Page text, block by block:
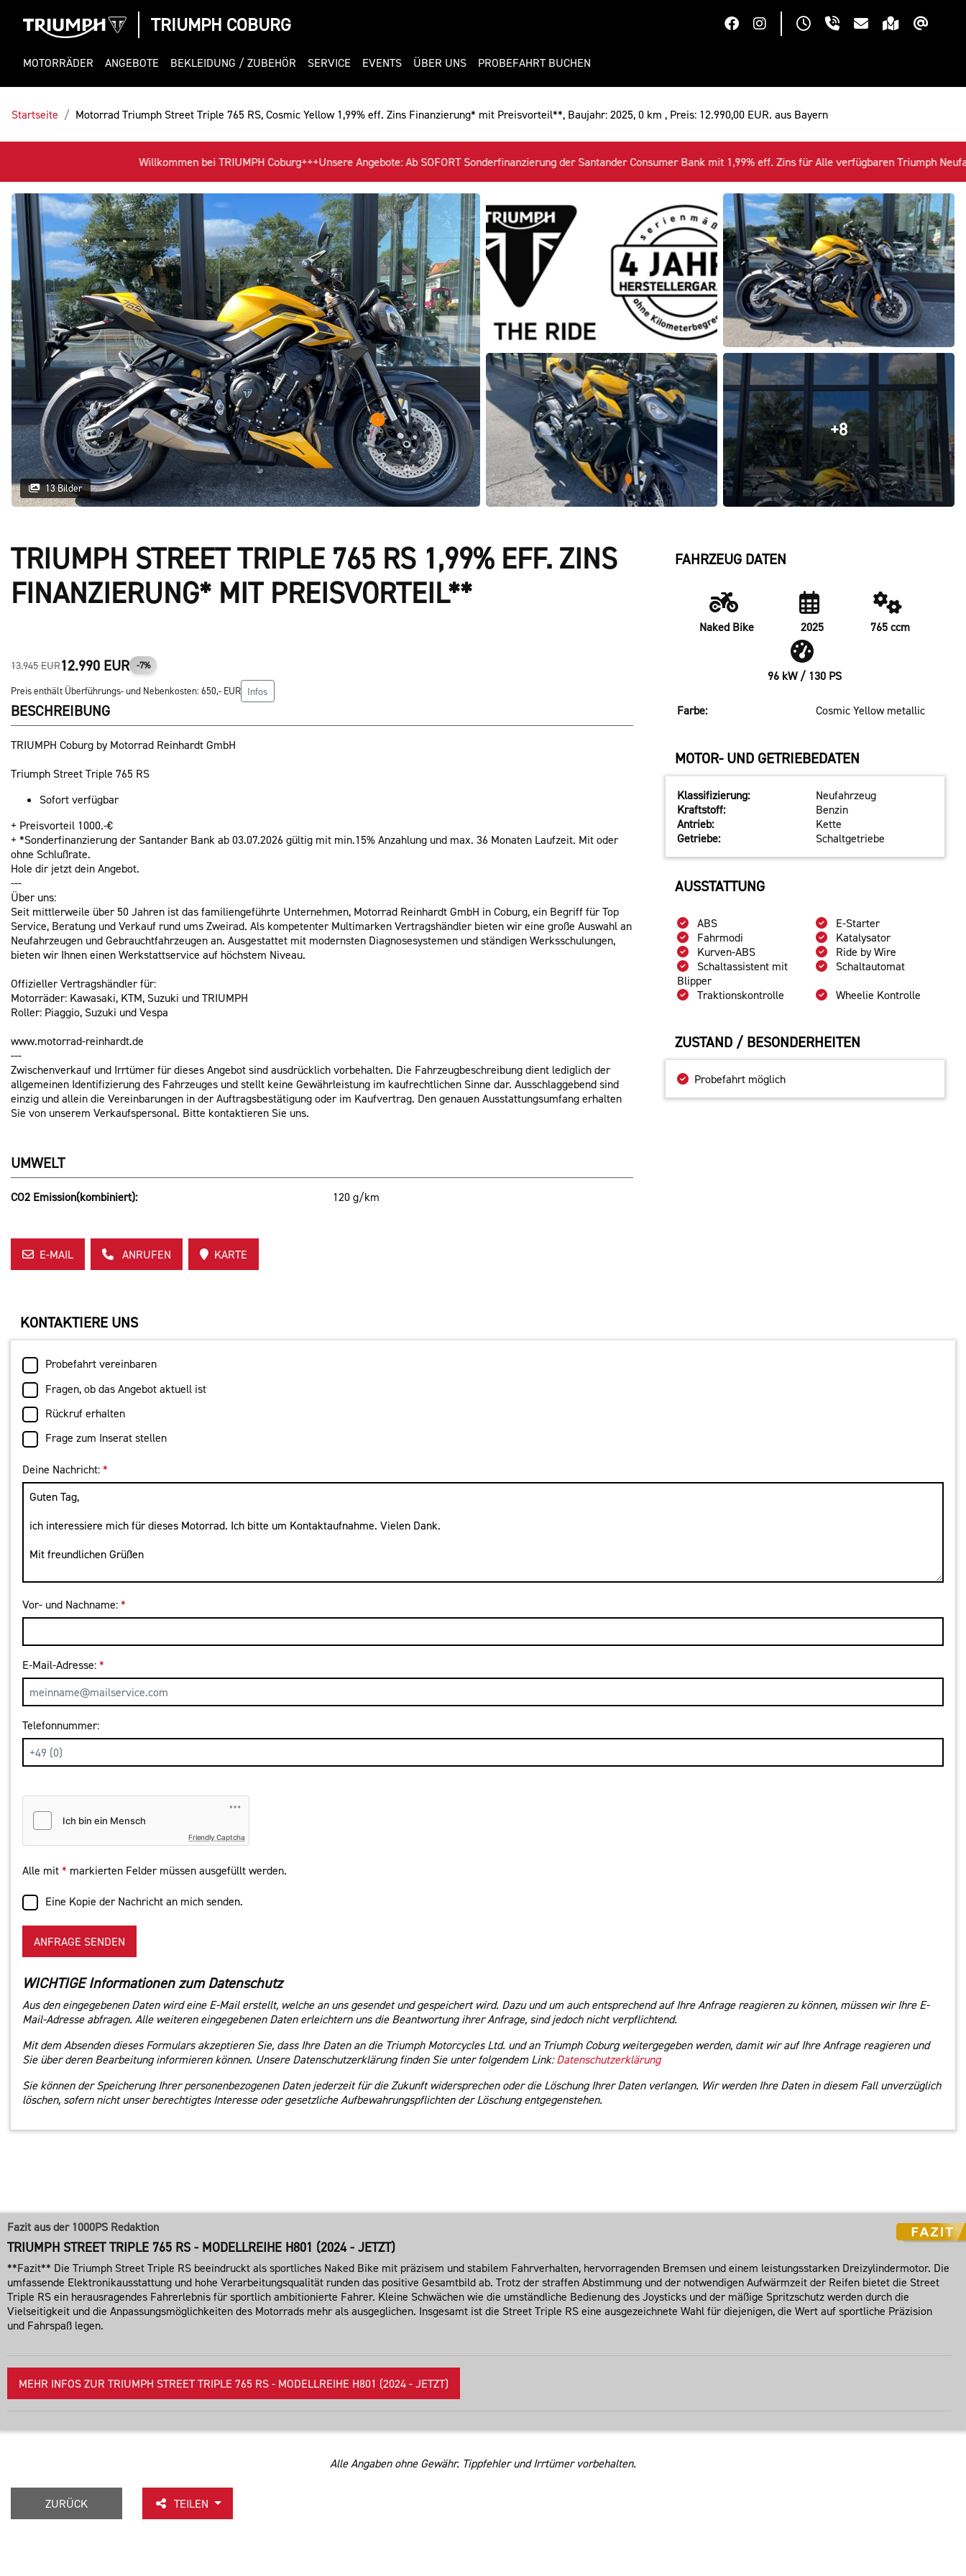
TRIUMPH COBURG
MOTORRÄDER ANGEBOTE BEKLEIDUNG / ZUBEHÖR SERVICE EVENTS ÜBER UNS PROBEFAHRT BUCHEN
Startseite Motorrad Triumph Street Triple 765 RS, Cosmic Yellow 1,99% eff. Zins Finanzierung* mit Preisvorteil**, Baujahr: 2025, 0 km , Preis: 12.990,00 EUR. aus Bayern
bei TRIUMPH Coburg+++Unsere Angebote: Ab SOFORT Sonderfinanzierung der Santander Consumer Bank mit 1,99% eff. Zins für Alle verfügbaren Triumph Neufahrzeuge+++ Tiger 1200 GT Pro
13 Bilder
+8
TRIUMPH STREET TRIPLE 765 RS 1,99% EFF. ZINS
FINANZIERUNG* MIT PREISVORTEIL**
13.945 EUR12.990 EUR -7%
Preis enthält Überführungs- und Nebenkosten: 650,- EUR Infos
BESCHREIBUNG
TRIUMPH Coburg by Motorrad Reinhardt GmbH
Triumph Street Triple 765 RS
Sofort verfügbar
+ Preisvorteil 1000.-€
+ *Sonderfinanzierung der Santander Bank ab 03.07.2026 gültig mit min.15% Anzahlung und max. 36 Monaten Laufzeit. Mit oder
ohne Schlußrate.
Hole dir jetzt dein Angebot.
---
Über uns:
Seit mittlerweile über 50 Jahren ist das familiengeführte Unternehmen, Motorrad Reinhardt GmbH in Coburg, ein Begriff für Top
Service, Beratung und Verkauf rund ums Zweirad. Als kompetenter Multimarken Vertragshändler bieten wir eine große Auswahl an
Neufahrzeugen und Gebrauchtfahrzeugen an. Ausgestattet mit modernsten Diagnosesystemen und ständigen Werksschulungen,
bieten wir Ihnen einen Werkstattservice auf höchstem Niveau.
Offizieller Vertragshändler für:
Motorräder: Kawasaki, KTM, Suzuki und TRIUMPH
Roller: Piaggio, Suzuki und Vespa
www.motorrad-reinhardt.de
---
Zwischenverkauf und Irrtümer für dieses Angebot sind ausdrücklich vorbehalten. Die Fahrzeugbeschreibung dient lediglich der
allgemeinen Identifizierung des Fahrzeuges und stellt keine Gewährleistung im kaufrechtlichen Sinne dar. Ausschlaggebend sind
einzig und allein die Vereinbarungen in der Auftragsbestätigung oder im Kaufvertrag. Den genauen Ausstattungsumfang erhalten
Sie von unserem Verkaufspersonal. Bitte kontaktieren Sie uns.
UMWELT
CO2 Emission(kombiniert): 120 g/km
E-MAIL ANRUFEN KARTE
FAHRZEUG DATEN
Naked Bike 2025 765 ccm
96 kW / 130 PS
Farbe: Cosmic Yellow metallic
MOTOR- UND GETRIEBEDATEN
Klassifizierung:
Neufahrzeug
Kraftstoff:
Benzin
Antrieb:
Kette
Getriebe:
Schaltgetriebe
AUSSTATTUNG
ABS
E-Starter
Fahrmodi
Katalysator
Kurven-ABS
Ride by Wire
Schaltassistent mit
Blipper
Schaltautomat
Traktionskontrolle
Wheelie Kontrolle
ZUSTAND / BESONDERHEITEN
Probefahrt möglich
KONTAKTIERE UNS
Probefahrt vereinbaren
Fragen, ob das Angebot aktuell ist
Rückruf erhalten
Frage zum Inserat stellen
Deine Nachricht: *
Vor- und Nachname: *
E-Mail-Adresse: *
Telefonnummer:
Friendly Captcha
Alle mit * markierten Felder müssen ausgefüllt werden.
Eine Kopie der Nachricht an mich senden.
ANFRAGE SENDEN
WICHTIGE Informationen zum Datenschutz
Aus den eingegebenen Daten wird eine E-Mail erstellt, welche an uns gesendet und gespeichert wird. Dazu und um auch entsprechend auf Ihre Anfrage reagieren zu können, müssen wir Ihre E-
Mail-Adresse abfragen. Alle weiteren eingegebenen Daten erleichtern uns die Beantwortung ihrer Anfrage, sind jedoch nicht verpflichtend.
Mit dem Absenden dieses Formulars akzeptieren Sie, dass Ihre Daten an die Triumph Motorcycles Ltd. und an Triumph Coburg weitergegeben werden, damit wir auf Ihre Anfrage reagieren und
Sie über deren Bearbeitung informieren können. Unsere Datenschutzerklärung finden Sie unter folgendem Link:Datenschutzerklärung
Sie können der Speicherung Ihrer personenbezogenen Daten jederzeit für die Zukunft widersprechen oder die Löschung Ihrer Daten verlangen. Wir werden Ihre Daten in diesem Fall unverzüglich
löschen, sofern nicht unser berechtigtes Interesse oder gesetzliche Aufbewahrungspflichten der Löschung entgegenstehen.
Fazit aus der 1000PS Redaktion
TRIUMPH STREET TRIPLE 765 RS - MODELLREIHE H801 (2024 - JETZT)
**Fazit** Die Triumph Street Triple RS beeindruckt als sportliches Naked Bike mit präzisem und stabilem Fahrverhalten, hervorragenden Bremsen und einem leistungsstarken Dreizylindermotor. Die
umfassende Elektronikausstattung und hohe Verarbeitungsqualität runden das positive Gesamtbild ab. Trotz der straffen Abstimmung und der notwendigen Aufwärmzeit der Reifen bietet die Street
Triple RS ein herausragendes Fahrerlebnis für sportlich ambitionierte Fahrer. Kleine Schwächen wie die umständliche Bedienung des Joysticks und der mäßige Spritzschutz werden durch die
Vielseitigkeit und die Anpassungsmöglichkeiten des Motorrads mehr als ausgeglichen. Insgesamt ist die Street Triple RS eine ausgezeichnete Wahl für diejenigen, die Wert auf sportliche Präzision
und Fahrspaß legen.
MEHR INFOS ZUR TRIUMPH STREET TRIPLE 765 RS - MODELLREIHE H801 (2024 - JETZT)
Alle Angaben ohne Gewähr. Tippfehler und Irrtümer vorbehalten.
ZURÜCK TEILEN